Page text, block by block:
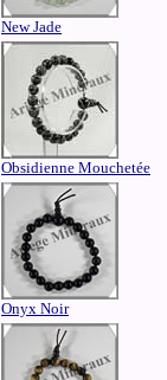
New Jade
Obsidienne Mouchetée
Onyx Noir